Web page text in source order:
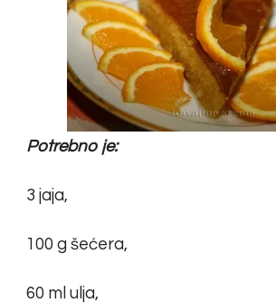
Potrebno je:
3 jaja,
100 g šećera,
60 ml ulja,